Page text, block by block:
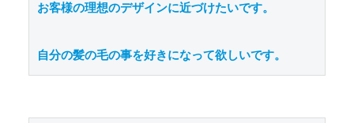
お客様の理想のデザインに近づけたいです。
自分の髪の毛の事を好きになって欲しいです。